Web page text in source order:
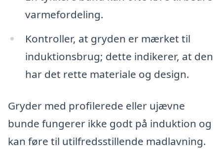
varmefordeling.
Kontroller, at gryden er mærket til
induktionsbrug; dette indikerer, at den
har det rette materiale og design.
Gryder med profilerede eller ujævne
bunde fungerer ikke godt på induktion og
kan føre til utilfredsstillende madlavning.